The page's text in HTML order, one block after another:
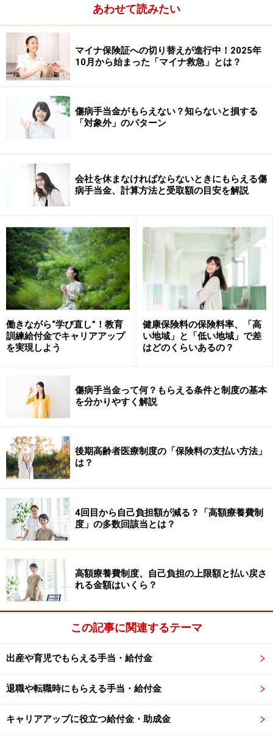
め扶養家族の人数を申請しておくことで、給与から天引
ところが、2011年からは少し事情が変わります。子ども
手当をもらっている家庭は、15歳以下の扶養親族に対す
る扶養控除（38万円）が廃止になり、所得税が増税にな
ります。2011年1月からお給料の手取りが少し減るので
覚えておきましょう。
扶養控除の見直し（財務省ホームページより作成）
では、いったいどのくらい増税になるのでしょうか？
所得税の増税額は、税率によって決まります。親の所得
税率が10％の場合、1年間で子ども１人につき3万8000円
（38万円×10％）が増税になります。所得税率が20％な
らば7万6000円が増税になりますよ。
増税になるのは、所得税だけではありません。住民税の
扶養控除（33万円）も廃止になります。住民税の税率は
一律10％なので、15歳以下の子ども一人につき3万3000
円（33万円×10％）が増税になります。ただし、住民税
は所得税よりも1年遅れてやってくるため、実際に住民
税が上がるのは2012年6月分からとなります。
※記事内容は執筆時点のものです。最新の内容をご確認くださ
い。
本記事の内容は一般的な情報提供を目的としており、特定の金融
商品や投資行動を推奨するものではありません。
投資や資産運用に関する最終的なご判断はご自身の責任において
行ってください。
掲載情報の正確性・完全性については十分に配慮しております
が、その内容を保証するものではなく、これに基づく損失・損害
などについて当社は一切の責任を負いません。
最新の情報や詳細については、必ず各金融機関やサービス提供者
の公式情報をご確認ください。
1/2 次のページへ
あわせて読みたい
マイナ保険証への切り替えが進行中！2025年
10月から始まった「マイナ救急」とは？
傷病手当金がもらえない？知らないと損する
「対象外」のパターン
会社を休まなければならないときにもらえる傷
病手当金、計算方法と受取額の目安を解説
働きながら“学び直し”！教育
訓練給付金でキャリアアップ
を実現しよう
健康保険料の保険料率、「高
い地域」と「低い地域」で差
はどのくらいあるの？
傷病手当金って何？もらえる条件と制度の基本
を分かりやすく解説
後期高齢者医療制度の「保険料の支払い方法」
は？
4回目から自己負担額が減る？「高額療養費制
度」の多数回該当とは？
高額療養費制度、自己負担の上限額と払い戻さ
れる金額はいくら？
この記事に関連するテーマ
出産や育児でもらえる手当・給付金
退職や転職時にもらえる手当・給付金
キャリアアップに役立つ給付金・助成金